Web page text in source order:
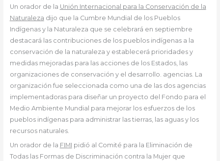
Un orador de la Unión Internacional para la Conservación de la
Naturaleza dijo que la Cumbre Mundial de los Pueblos
Indígenas y la Naturaleza que se celebrará en septiembre
destacará las contribuciones de los pueblos indígenas a la
conservación de la naturaleza y establecerá prioridades y
medidas mejoradas para las acciones de los Estados, las
organizaciones de conservación y el desarrollo. agencias. La
organización fue seleccionada como una de las dos agencias
implementadoras para diseñar un proyecto del Fondo para el
Medio Ambiente Mundial para mejorar los esfuerzos de los
pueblos indígenas para administrar las tierras, las aguas y los
recursos naturales.
Un orador de la FIMI pidió al Comité para la Eliminación de
Todas las Formas de Discriminación contra la Mujer que